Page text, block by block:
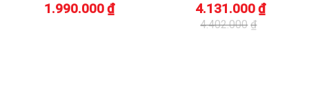
1.990.000₫
4.402.000 ₫
4.131.000₫